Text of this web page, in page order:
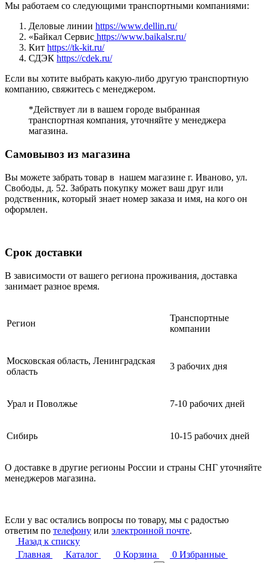
Мы работаем со следующими транспортными компаниями:
Деловые линии https://www.dellin.ru/
«Байкал Сервис https://www.baikalsr.ru/
Кит https://tk-kit.ru/
СДЭК https://cdek.ru/
Если вы хотите выбрать какую-либо другую транспортную
компанию, свяжитесь с менеджером.
*Действует ли в вашем городе выбранная
транспортная компания, уточняйте у менеджера
магазина.
Самовывоз из магазина
Вы можете забрать товар в нашем магазине г. Иваново, ул.
Свободы, д. 52. Забрать покупку может ваш друг или
родственник, который знает номер заказа и имя, на кого он
оформлен.
Срок доставки
В зависимости от вашего региона проживания, доставка
занимает разное время.
Регион
Транспортные
компании
Московская область, Ленинградская
область
3 рабочих дня
Урал и Поволжье 7-10 рабочих дней
Сибирь 10-15 рабочих дней
О доставке в другие регионы России и страны СНГ уточняйте
менеджеров магазина.
Если у вас остались вопросы по товару, мы с радостью
ответим по телефону или электронной почте.
Назад к списку
Главная
Каталог 0 Корзина 0 Избранные